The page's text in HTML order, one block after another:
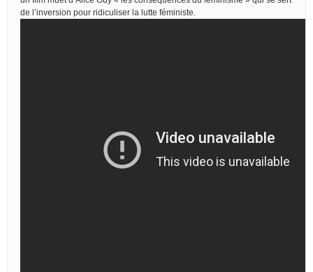
de l’inversion pour ridiculiser la lutte féministe.